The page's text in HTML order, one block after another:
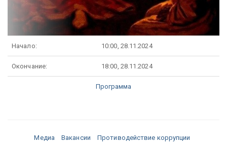
Начало: 10:00, 28.11.2024
Окончание: 18:00, 28.11.2024
Программа
Медиа Вакансии
Противодействие коррупции